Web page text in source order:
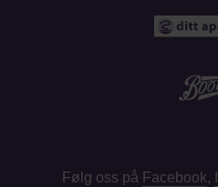
Følg oss på Facebook,